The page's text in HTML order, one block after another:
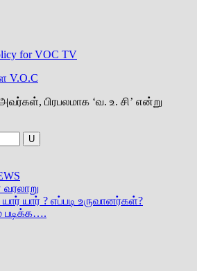
for VOC TV
பிரபலமாக ‘வ. உ. சி’ என்று
யார் ? எப்படி உருவானர்கள்?